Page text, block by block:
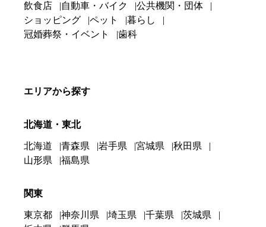
飲食店
自動車・バイク
公共機関・団体
ショッピング
ペット
暮らし
冠婚葬祭・イベント
歯科
エリアから探す
北海道・東北
北海道 青森県 岩手県 宮城県
秋田県
山形県
福島県
関東
東京都 神奈川県 埼玉県 千葉県
茨城県